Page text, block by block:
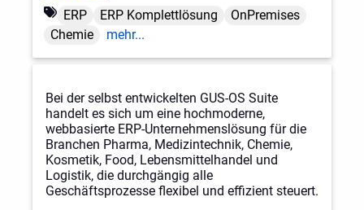
ERP
ERP Komplettlösung
OnPremises
Chemie
mehr...
Bei der selbst entwickelten GUS-OS Suite
handelt es sich um eine hochmoderne,
webbasierte ERP-Unternehmens­lösung für die
Branchen Pharma, Medizintechnik, Chemie,
Kosmetik, Food, Lebensmittelhandel und
Logistik, die durchgängig alle
Geschäftsprozesse flexibel und effizient steuert.